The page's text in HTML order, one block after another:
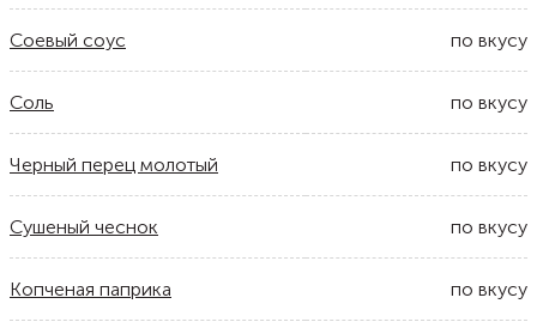
Соевый соус по вкусу
Соль по вкусу
Черный перец молотый по вкусу
Сушеный чеснок по вкусу
Копченая паприка по вкусу